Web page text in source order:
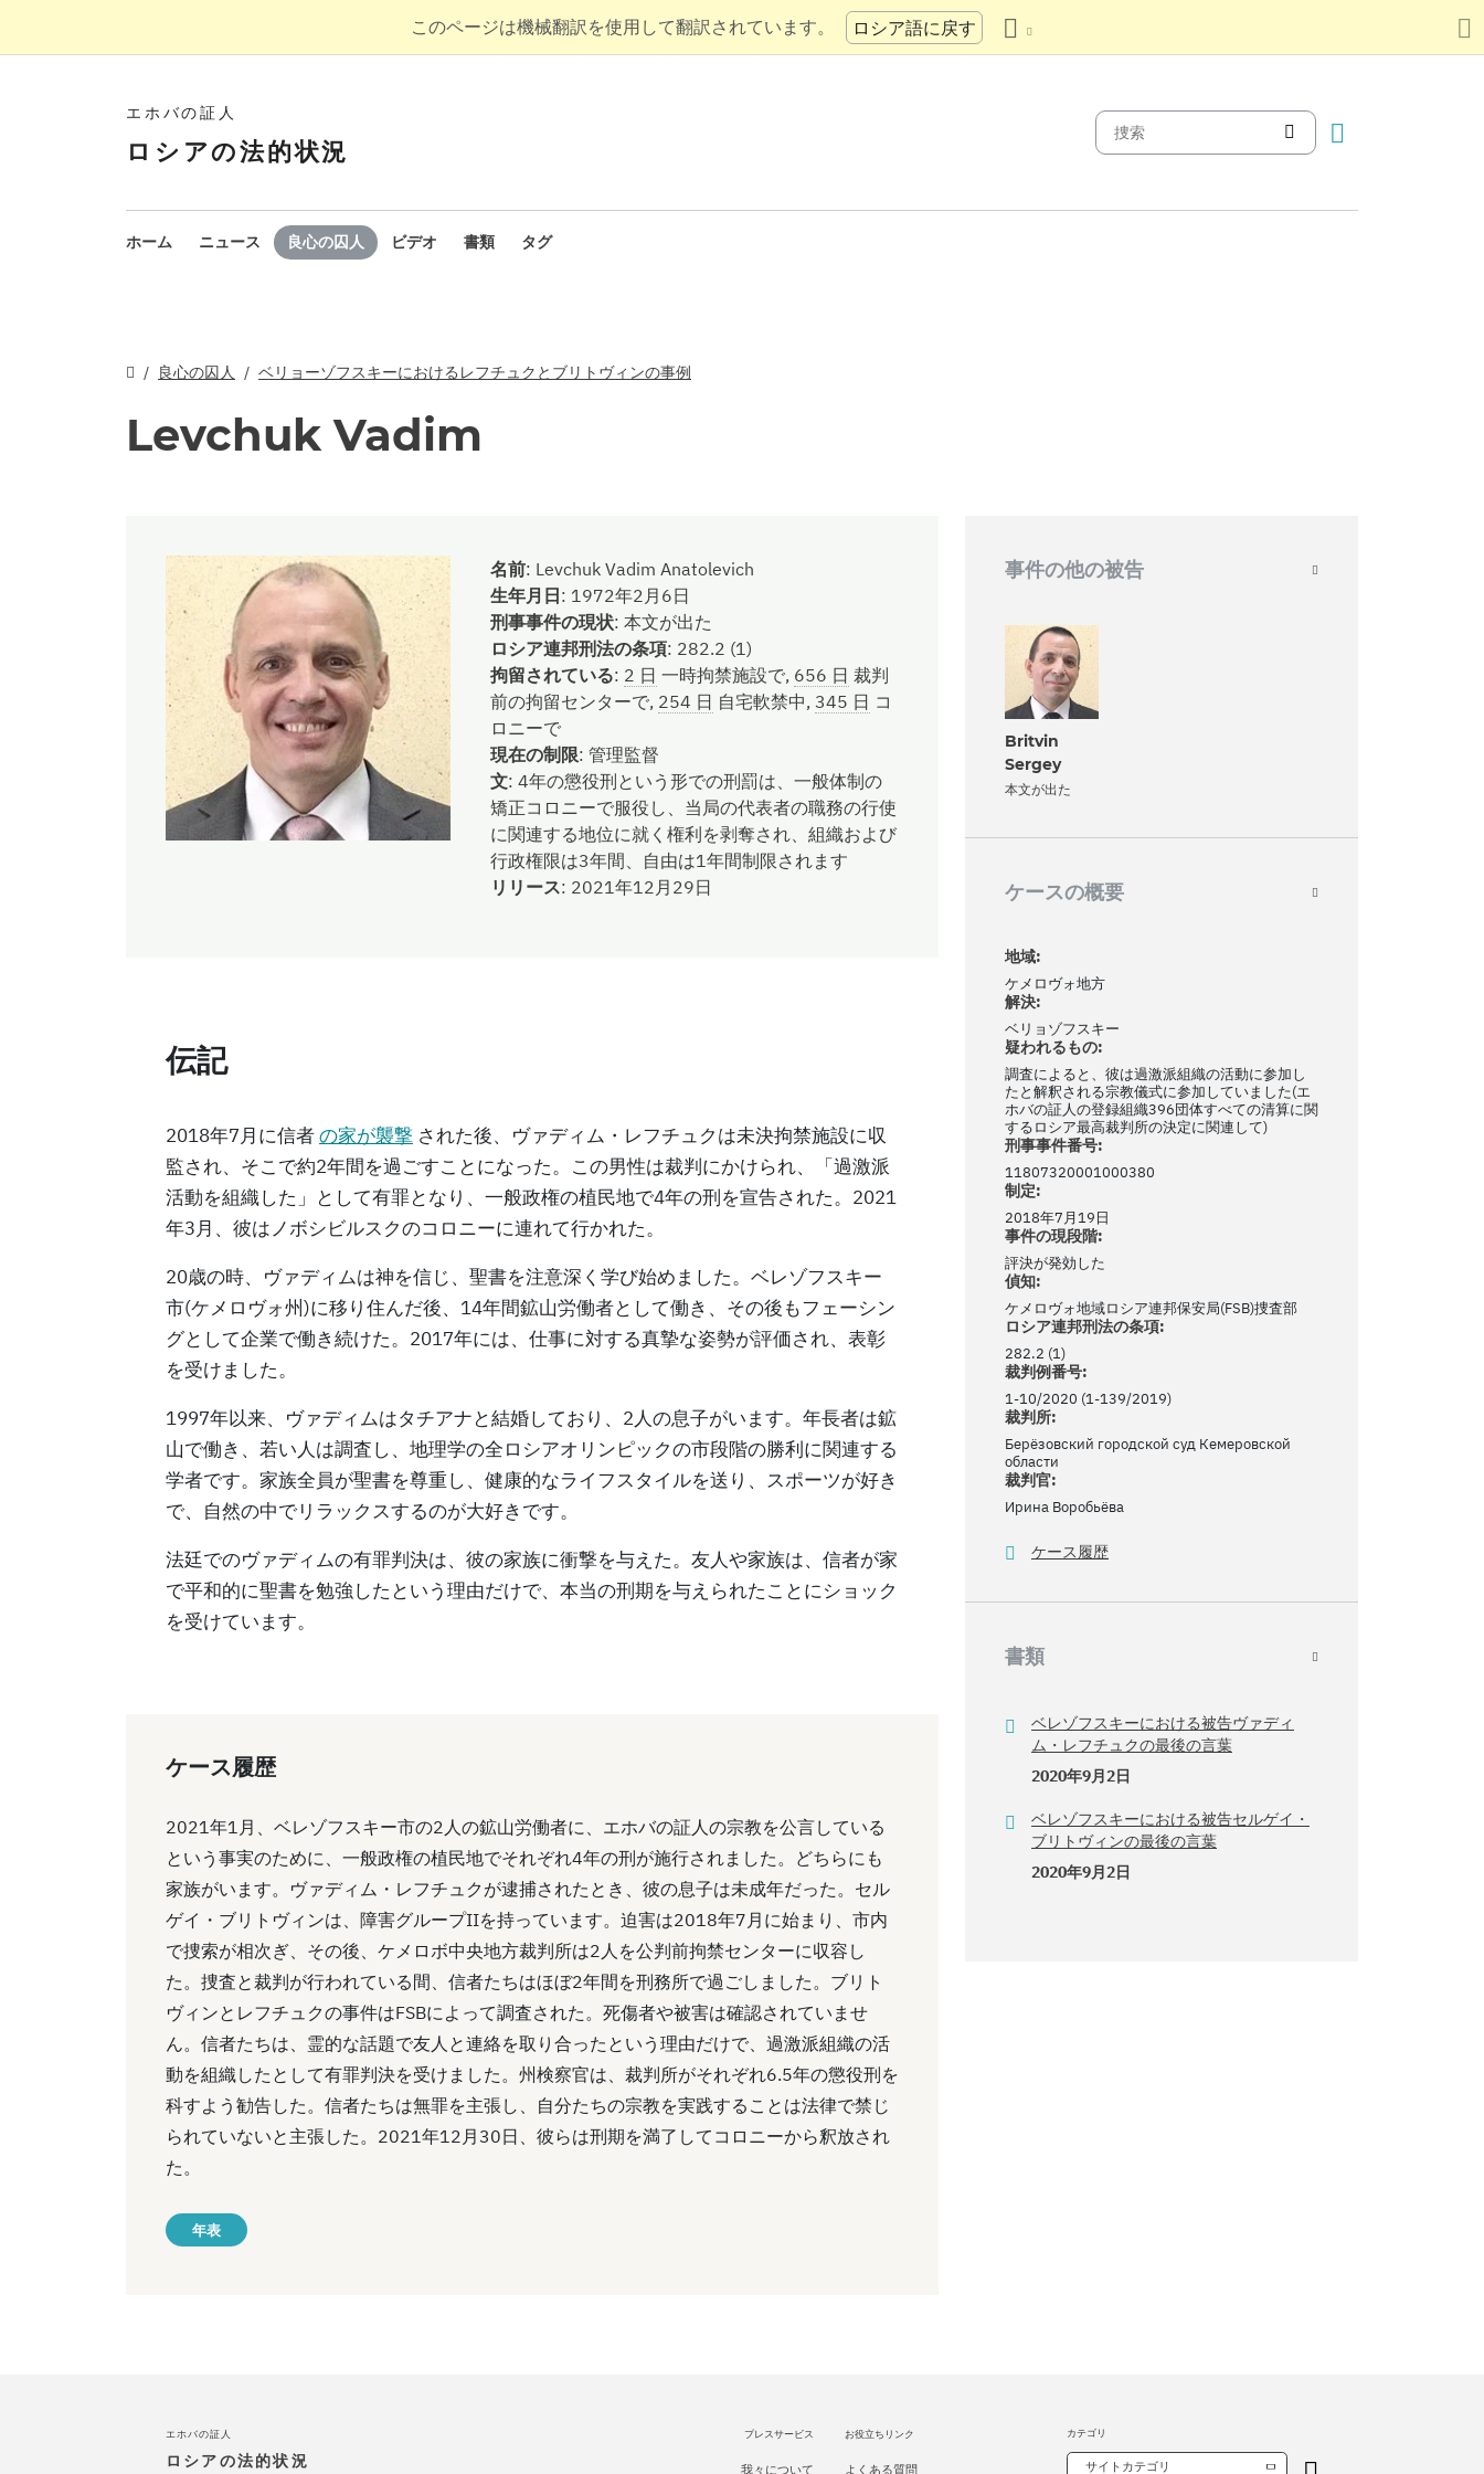
このページは機械翻訳を使用して翻訳されています。 ロシア語に戻す
エホバの証人
ロシアの法的状況
ホーム ニュース 良心の囚人 ビデオ 書類 タグ
良心の囚人 ベリョーゾフスキーにおけるレフチュクとブリトヴィンの事例
Levchuk Vadim
名前: Levchuk Vadim Anatolevich
生年月日: 1972年2月6日
刑事事件の現状:本文が出た
ロシア連邦刑法の条項: 282.2 (1)
拘留されている: 2 日 一時拘禁施設で, 656 日 裁判
前の拘留センターで, 254 日 自宅軟禁中, 345 日 コ
ロニーで
現在の制限:管理監督
文:4年の懲役刑という形での刑罰は、一般体制の
矯正コロニーで服役し、当局の代表者の職務の行使
に関連する地位に就く権利を剥奪され、組織および
行政権限は3年間、自由は1年間制限されます
リリース: 2021年12月29日
伝記
2018年7月に信者の家が襲撃 された後、ヴァディム・レフチュクは未決拘禁施設に収
監され、そこで約2年間を過ごすことになった。この男性は裁判にかけられ、「過激派
活動を組織した」として有罪となり、一般政権の植民地で4年の刑を宣告された。2021
年3月、彼はノボシビルスクのコロニーに連れて行かれた。
20歳の時、ヴァディムは神を信じ、聖書を注意深く学び始めました。ベレゾフスキー
市(ケメロヴォ州)に移り住んだ後、14年間鉱山労働者として働き、その後もフェーシン
グとして企業で働き続けた。2017年には、仕事に対する真摯な姿勢が評価され、表彰
を受けました。
1997年以来、ヴァディムはタチアナと結婚しており、2人の息子がいます。年長者は鉱
山で働き、若い人は調査し、地理学の全ロシアオリンピックの市段階の勝利に関連する
学者です。家族全員が聖書を尊重し、健康的なライフスタイルを送り、スポーツが好き
で、自然の中でリラックスするのが大好きです。
法廷でのヴァディムの有罪判決は、彼の家族に衝撃を与えた。友人や家族は、信者が家
で平和的に聖書を勉強したという理由だけで、本当の刑期を与えられたことにショック
を受けています。
ケース履歴
2021年1月、ベレゾフスキー市の2人の鉱山労働者に、エホバの証人の宗教を公言している
という事実のために、一般政権の植民地でそれぞれ4年の刑が施行されました。どちらにも
家族がいます。ヴァディム・レフチュクが逮捕されたとき、彼の息子は未成年だった。セル
ゲイ・ブリトヴィンは、障害グループIIを持っています。迫害は2018年7月に始まり、市内
で捜索が相次ぎ、その後、ケメロボ中央地方裁判所は2人を公判前拘禁センターに収容し
た。捜査と裁判が行われている間、信者たちはほぼ2年間を刑務所で過ごしました。ブリト
ヴィンとレフチュクの事件はFSBによって調査された。死傷者や被害は確認されていませ
ん。信者たちは、霊的な話題で友人と連絡を取り合ったという理由だけで、過激派組織の活
動を組織したとして有罪判決を受けました。州検察官は、裁判所がそれぞれ6.5年の懲役刑を
科すよう勧告した。信者たちは無罪を主張し、自分たちの宗教を実践することは法律で禁じ
られていないと主張した。2021年12月30日、彼らは刑期を満了してコロニーから釈放され
た。
年表
事件の他の被告
Britvin
Sergey
本文が出た
ケースの概要
地域:
ケメロヴォ地方
解決:
ベリョゾフスキー
疑われるもの:
調査によると、彼は過激派組織の活動に参加し
たと解釈される宗教儀式に参加していました(エ
ホバの証人の登録組織396団体すべての清算に関
するロシア最高裁判所の決定に関連して)
刑事事件番号:
11807320001000380
制定:
2018年7月19日
事件の現段階:
評決が発効した
偵知:
ケメロヴォ地域ロシア連邦保安局(FSB)捜査部
ロシア連邦刑法の条項:
282.2 (1)
裁判例番号:
1-10/2020 (1-139/2019)
裁判所:
Берёзовский городской суд Кемеровской
области
裁判官:
Ирина Воробьёва
ケース履歴
書類
ベレゾフスキーにおける被告ヴァディ
ム・レフチュクの最後の言葉
2020年9月2日
ベレゾフスキーにおける被告セルゲイ・
ブリトヴィンの最後の言葉
2020年9月2日
エホバの証人
ロシアの法的状況
プレスサービス
我々について
お役立ちリンク
よくある質問
カテゴリ
サイトカテゴリ